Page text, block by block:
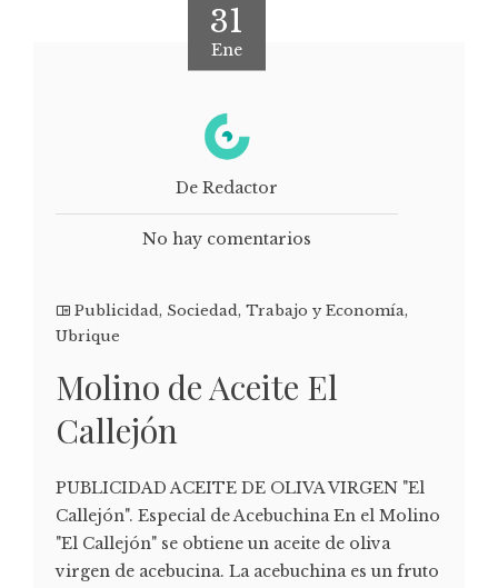
31
Ene
De Redactor
No hay comentarios
Publicidad, Sociedad, Trabajo y Economía,
Ubrique
Molino de Aceite El
Callejón
PUBLICIDAD ACEITE DE OLIVA VIRGEN "El
Callejón". Especial de Acebuchina En el Molino
"El Callejón" se obtiene un aceite de oliva
virgen de acebucina. La acebuchina es un fruto